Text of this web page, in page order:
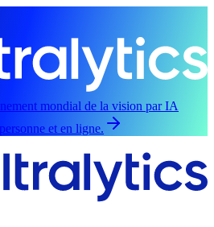
mondial de la vision par IA
et en ligne.